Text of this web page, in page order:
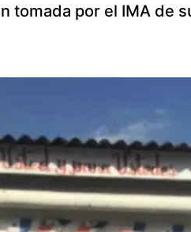
tomada por el IMA de